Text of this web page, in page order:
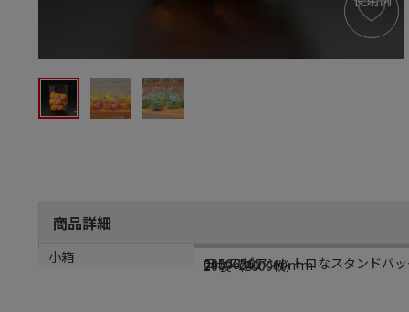
商品詳細
商品説明
ヨーロピアンレトロなスタンドバ
メーカー品番
00506562
サイズ
240×240×60mm
小箱
20袋（2000枚）